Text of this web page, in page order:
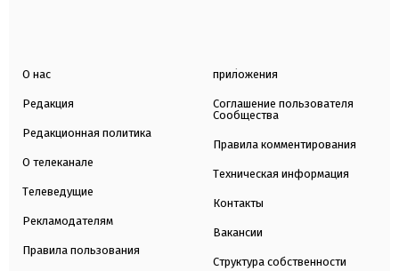
О нас
Редакция
Редакционная политика
О телеканале
Телеведущие
Рекламодателям
Правила пользования
приложения
Соглашение пользователя
Сообщества
Правила комментирования
Техническая информация
Контакты
Вакансии
Структура собственности